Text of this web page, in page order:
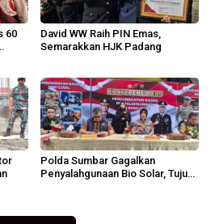
60
David WW Raih PIN Emas,
Semarakkan HJK Padang
Polda Sumbar Gagalkan
Penyalahgunaan Bio Solar, Tujuh